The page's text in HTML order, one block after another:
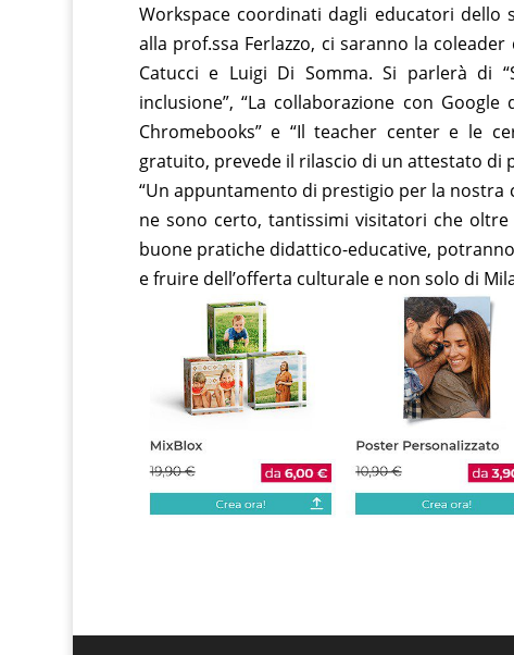
Workspace coordinati dagli educatori dello
alla prof.ssa Ferlazzo, ci saranno la
Catucci e Luigi Di Somma. Si parlerà di
inclusione”, “La collaborazione con
Chromebooks” e “Il teacher center e le
gratuito, prevede il rilascio di un attestato di
“Un appuntamento di prestigio per la nostra
ne sono certo, tantissimi visitatori che
buone pratiche didattico-educative,
e fruire dell’offerta culturale e non solo di